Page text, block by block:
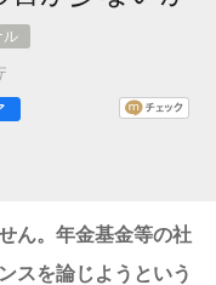
ル
ん。年金基金等の社
スを論じようという